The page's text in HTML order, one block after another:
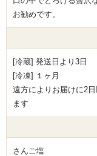
お勧めです。
[冷蔵] 発送日より3日
[冷凍] １ヶ月
遠方によりお届けに2
ます
さんご塩